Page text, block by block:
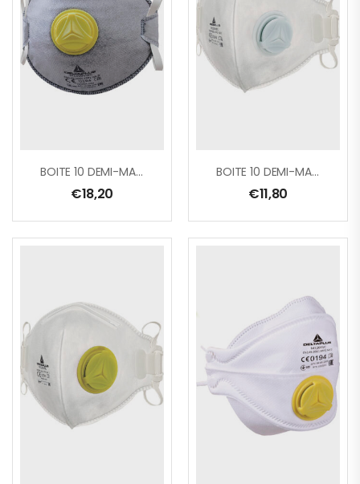
BOITE 10 DEMI-MASQUES FFP2 POUR VAPEURS ORGANIQUES AVEC VALVE
€18,20
BOITE 10 DEMI-MASQUES JETABLES FFP1 AVEC VALVE – PLIAGE VERTICAL
€11,80